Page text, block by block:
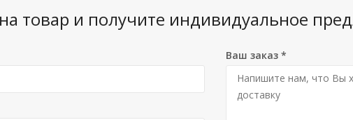
товар и получите индивидуальное
Ваш заказ *